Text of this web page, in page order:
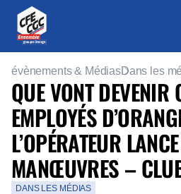
évènements & MédiasDans les
QUE VONT
EMPLOYÉS
L’OPÉRATEUR
MANŒUVRES –
DANS LES MÉDIAS